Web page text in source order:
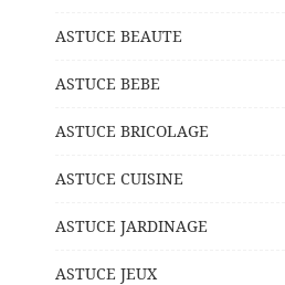
ASTUCE BEAUTE
ASTUCE BEBE
ASTUCE BRICOLAGE
ASTUCE CUISINE
ASTUCE JARDINAGE
ASTUCE JEUX